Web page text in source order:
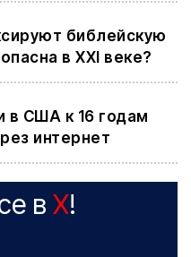
библейскую
в XXI веке?
в США к 16 годам
интернет
в X!